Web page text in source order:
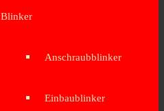
Blinker
Anschraubblinker
Einbaublinker